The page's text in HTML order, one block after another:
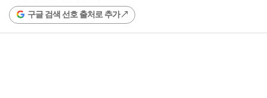
구글 검색 선호 출처로 추가